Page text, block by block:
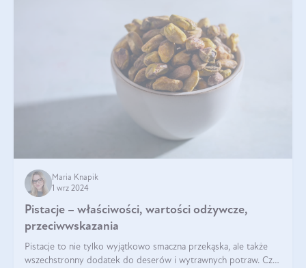
Maria Knapik
1 wrz 2024
Pistacje – właściwości, wartości odżywcze,
przeciwwskazania
Pistacje to nie tylko wyjątkowo smaczna przekąska, ale także
wszechstronny dodatek do deserów i wytrawnych potraw. Czy